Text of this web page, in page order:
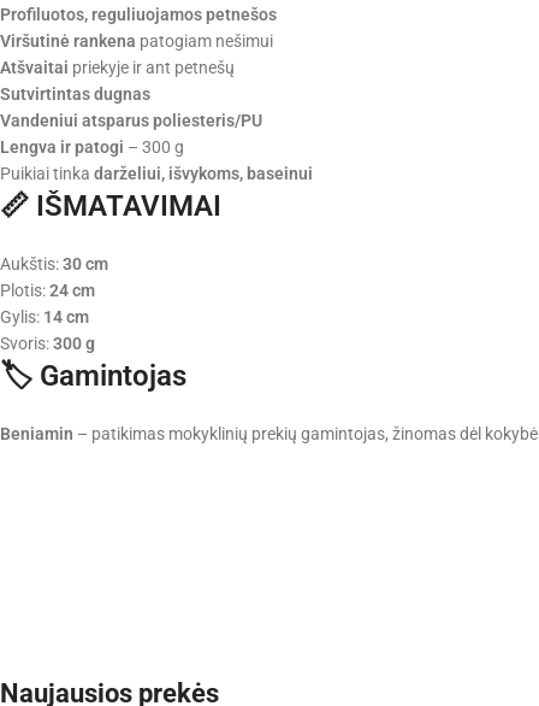
Profiluotos, reguliuojamos petnešos
Viršutinė rankena patogiam nešimui
Atšvaitai priekyje ir ant petnešų
Sutvirtintas dugnas
Vandeniui atsparus poliesteris/PU
Lengva ir patogi – 300 g
Puikiai tinka darželiui, išvykoms, baseinui
📏 IŠMATAVIMAI
Aukštis:30 cm
Plotis:24 cm
Gylis: 14 cm
Svoris:300 g
🏷️ Gamintojas
Beniamin – patikimas mokyklinių prekių gamintojas, žinomas dėl
Naujausios prekės